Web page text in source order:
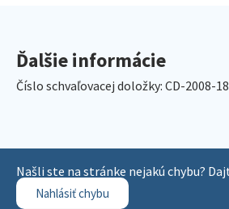
Ďalšie informácie
Číslo schvaľovacej doložky: CD-2008-
Našli ste na stránke nejakú chybu?
Nahlásiť chybu